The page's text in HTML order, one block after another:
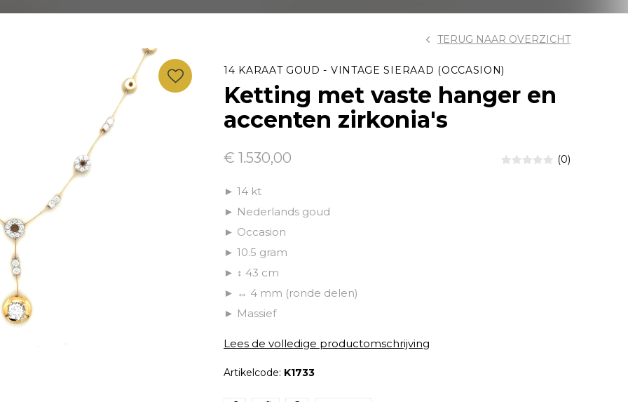
14 KARAAT GOUD - VINTAGE SIERAAD (OCCASION)
Ketting met vaste hanger en
accenten zirkonia's
TERUG NAAR OVERZICHT
€ 1.530,00 (0)
► 14 kt
► Nederlands goud
► Occasion
► 10.5 gram
► ↕ 43 cm
► ↔ 4 mm (ronde delen)
► Massief
Lees de volledige productomschrijving
Artikelcode: K1733